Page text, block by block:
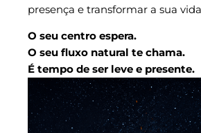
presença e transformar a sua
O seu centro espera.
O seu fluxo natural te chama.
É tempo de ser leve e presente.